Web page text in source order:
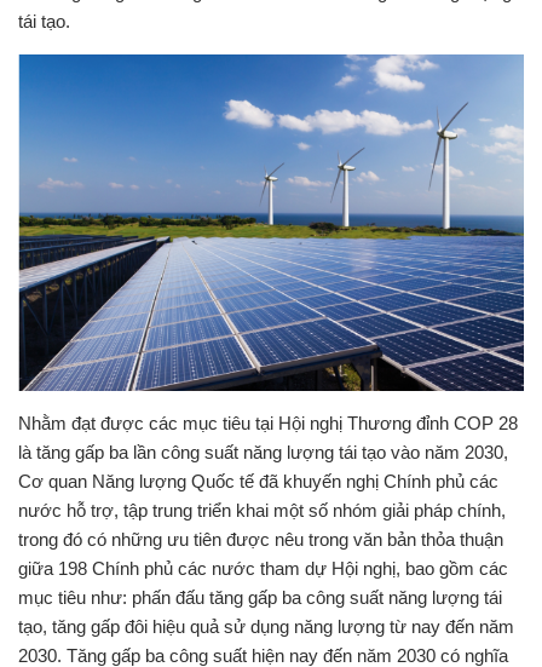
tái tạo.
Nhằm đạt được các mục tiêu tại Hội nghị Thương đỉnh COP 28
là tăng gấp ba lần công suất năng lượng tái tạo vào năm 2030,
Cơ quan Năng lượng Quốc tế đã khuyến nghị Chính phủ các
nước hỗ trợ, tập trung triển khai một số nhóm giải pháp chính,
trong đó có những ưu tiên được nêu trong văn bản thỏa thuận
giữa 198 Chính phủ các nước tham dự Hội nghị, bao gồm các
mục tiêu như: phấn đấu tăng gấp ba công suất năng lượng tái
tạo, tăng gấp đôi hiệu quả sử dụng năng lượng từ nay đến năm
2030. Tăng gấp ba công suất hiện nay đến năm 2030 có nghĩa